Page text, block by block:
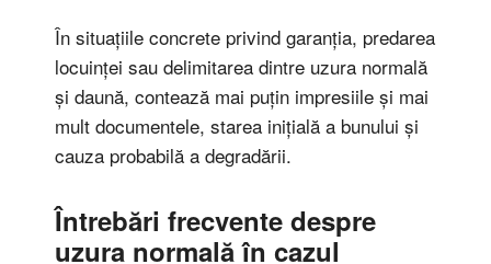
În situațiile concrete privind garanția, predarea
locuinței sau delimitarea dintre uzura normală
și daună, contează mai puțin impresiile și mai
mult documentele, starea inițială a bunului și
cauza probabilă a degradării.
Întrebări frecvente despre
uzura normală în cazul